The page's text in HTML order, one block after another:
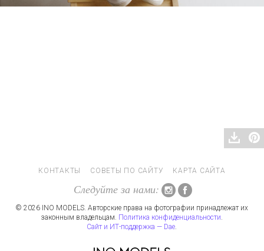
КОНТАКТЫ СОВЕТЫ ПО САЙТУ КАРТА САЙТА
Следуйте за нами:
© 2026 INO MODELS. Авторские права на фотографии принадлежат их
законным владельцам. Политика конфиденциальности.
Сайт и ИТ-поддержка — Dae.